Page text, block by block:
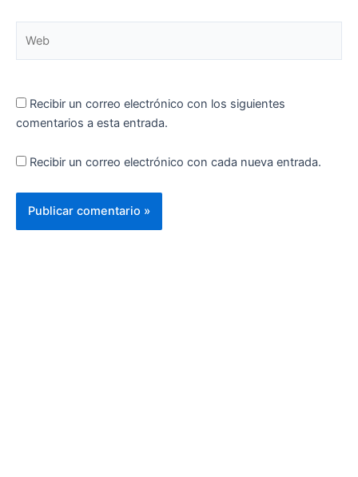
Recibir un correo electrónico con los siguientes
comentarios a esta entrada.
Recibir un correo electrónico con cada nueva entrada.